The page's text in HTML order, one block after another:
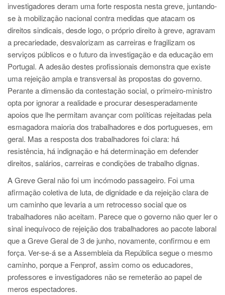
investigadores deram uma forte resposta nesta greve, juntando-
se à mobilização nacional contra medidas que atacam os
direitos sindicais, desde logo, o próprio direito à greve, agravam
a precariedade, desvalorizam as carreiras e fragilizam os
serviços públicos e o futuro da investigação e da educação em
Portugal. A adesão destes profissionais demonstra que existe
uma rejeição ampla e transversal às propostas do governo.
Perante a dimensão da contestação social, o primeiro-ministro
opta por ignorar a realidade e procurar desesperadamente
apoios que lhe permitam avançar com políticas rejeitadas pela
esmagadora maioria dos trabalhadores e dos portugueses, em
geral. Mas a resposta dos trabalhadores foi clara: há
resistência, há indignação e há determinação em defender
direitos, salários, carreiras e condições de trabalho dignas.
A Greve Geral não foi um incómodo passageiro. Foi uma
afirmação coletiva de luta, de dignidade e da rejeição clara de
um caminho que levaria a um retrocesso social que os
trabalhadores não aceitam. Parece que o governo não quer ler o
sinal inequívoco de rejeição dos trabalhadores ao pacote laboral
que a Greve Geral de 3 de junho, novamente, confirmou e em
força. Ver-se-á se a Assembleia da República segue o mesmo
caminho, porque a Fenprof, assim como os educadores,
professores e investigadores não se remeterão ao papel de
meros espectadores.